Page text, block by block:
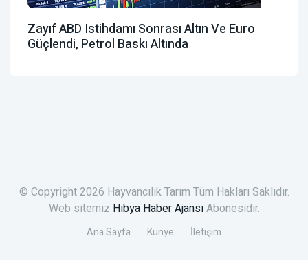
Zayıf ABD Istihdamı Sonrası Altın Ve Euro
Güçlendi, Petrol Baskı Altında
© Copyright 2026 Hayvancılık Tarım Tüm Hakları Saklıdır.
Web sitemiz Hibya Haber AjansıAbonesidir.
Ana Sayfa Künye İletişim